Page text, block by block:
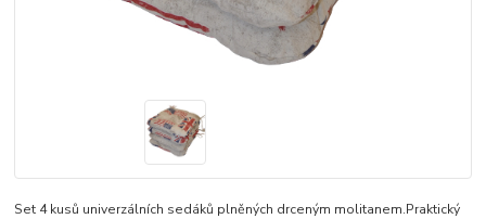
Set 4 kusů univerzálních sedáků plněných drceným molitanem.Praktický